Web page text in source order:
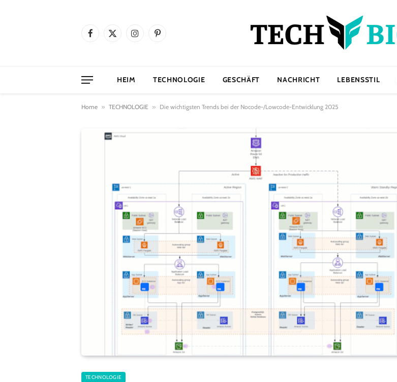
Facebook
X
InstagramPinterest
HEIM TECHNOLOGIE GESCHÄFT NACHRICHT LEBENSSTIL
Home » TECHNOLOGIE » Die wichtigsten Trends bei der Nocode-/Lowcode-Entwicklung 2025
TECHNOLOGIE